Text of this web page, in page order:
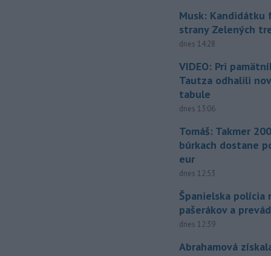
Musk: Kandidátku
strany Zelených
dnes 14:28
VIDEO: Pri
Tautza odhalili
tabule
dnes 13:06
Tomáš: Takmer
búrkach dostane
eur
dnes 12:53
Španielska polícia
pašerákov a
dnes 12:39
Abrahamová